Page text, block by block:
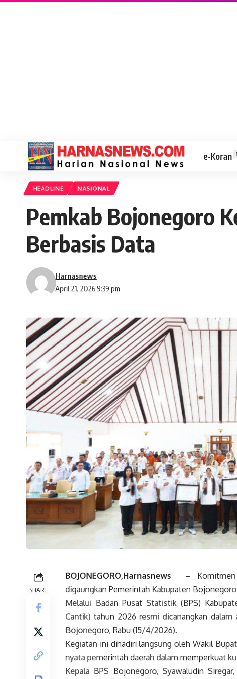
e-Koran
HEADLINE NASIONAL
Pemkab Bojonegoro
Berbasis Data
April 21, 2026 9:39 pm
Harnasnews
SHARE
BOJONEGORO,Harnasnews
– Komitmen
digaungkan Pemerintah Kabupaten
Melalui Badan Pusat Statistik (BPS)
Cantik) tahun 2026 resmi dicanangkan
Bojonegoro, Rabu (15/4/2026).
Kegiatan ini dihadiri langsung oleh Wakil
nyata pemerintah daerah dalam memperkuat
Kepala BPS Bojonegoro, Syawaludin